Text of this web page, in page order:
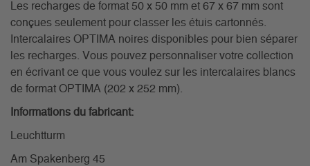
Les recharges de format 50 x 50 mm et 67 x 67 mm sont
conçues seulement pour classer les étuis cartonnés.
Intercalaires OPTIMA noires disponibles pour bien séparer
les recharges. Vous pouvez personnaliser votre collection
en écrivant ce que vous voulez sur les intercalaires blancs
de format OPTIMA (202 x 252 mm).
Informations du fabricant:
Leuchtturm
Am Spakenberg 45